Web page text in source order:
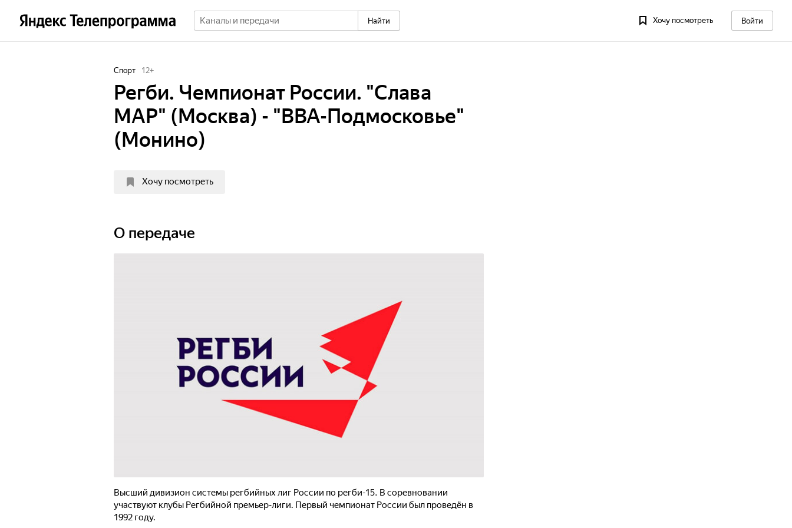
Найти Хочу посмотреть Войти
Спорт 12+
Регби. Чемпионат России. "Слава
МАР" (Москва) - "ВВА-Подмосковье"
(Монино)
Хочу посмотреть
О передаче
Высший дивизион системы регбийных лиг России по регби-15. В соревновании
участвуют клубы Регбийной премьер-лиги. Первый чемпионат России был проведён в
1992 году.